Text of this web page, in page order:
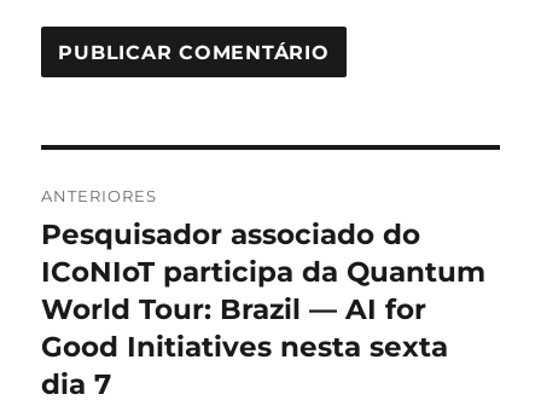
de
Post
ANTERIORES
Post
anterior:
Pesquisador associado do
ICoNIoT participa da Quantum
World Tour: Brazil — AI for
Good Initiatives nesta sexta
dia 7